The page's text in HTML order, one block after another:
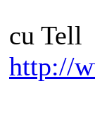
cu Tell
http://